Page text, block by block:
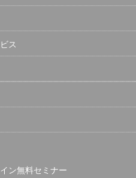
ス
ン無料セミナー